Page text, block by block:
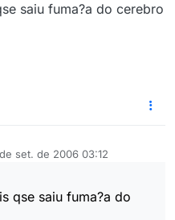
saiu fuma?a do cerebro
set. de 2006 03:12
qse saiu fuma?a do